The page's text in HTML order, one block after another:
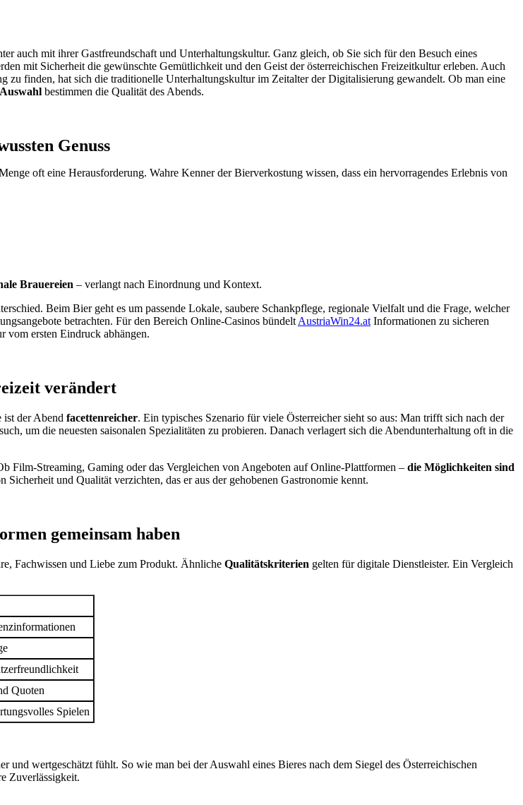
auch mit ihrer Gastfreundschaft und Unterhaltungskultur. Ganz gleich, ob Sie sich für den Besuch eines
mit Sicherheit die gewünschte Gemütlichkeit und den Geist der österreichischen Freizeitkultur erleben. Auch
finden, hat sich die traditionelle Unterhaltungskultur im Zeitalter der Digitalisierung gewandelt. Ob man eine
bestimmen die Qualität des Abends.
Genuss
oft eine Herausforderung. Wahre Kenner der Bierverkostung wissen, dass ein hervorragendes Erlebnis von
Brauereien – verlangt nach Einordnung und Kontext.
Beim Bier geht es um passende Lokale, saubere Schankpflege, regionale Vielfalt und die Frage, welcher
betrachten. Für den Bereich Online-Casinos bündelt AustriaWin24.at Informationen zu sicheren
vom ersten Eindruck abhängen.
verändert
ist der Abend facettenreicher. Ein typisches Szenario für viele Österreicher sieht so aus: Man trifft sich nach der
um die neuesten saisonalen Spezialitäten zu probieren. Danach verlagert sich die Abendunterhaltung oft in die
Film-Streaming, Gaming oder das Vergleichen von Angeboten auf Online-Plattformen – die Möglichkeiten sind
und Qualität verzichten, das er aus der gehobenen Gastronomie kennt.
gemeinsam haben
Fachwissen und Liebe zum Produkt. Ähnliche Qualitätskriterien gelten für digitale Dienstleister. Ein Vergleich
Quoten
Spielen
wertgeschätzt fühlt. So wie man bei der Auswahl eines Bieres nach dem Siegel des Österreichischen
Zuverlässigkeit.